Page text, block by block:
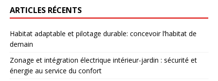
ARTICLES RÉCENTS
Habitat adaptable et pilotage durable: concevoir l’habitat de
demain
Zonage et intégration électrique intérieur-jardin : sécurité et
énergie au service du confort